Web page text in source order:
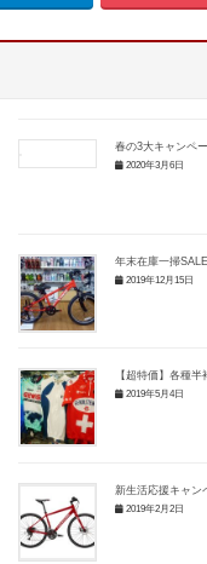
春の3大キャンペ
2020年3月6日
年末在庫一掃
2019年12月15日
【超特価】各種
2019年5月4日
新生活応援キャン
2019年2月2日